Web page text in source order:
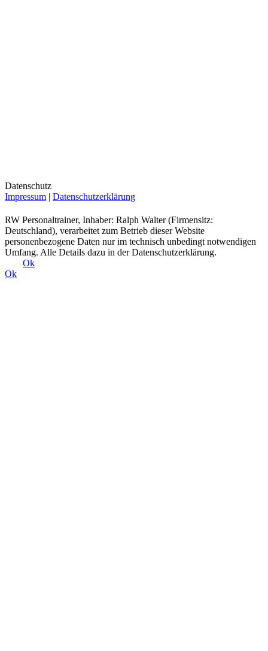
Datenschutz
Impressum | Datenschutzerklärung
RW Personaltrainer, Inhaber: Ralph Walter (Firmensitz:
Deutschland), verarbeitet zum Betrieb dieser Website
personenbezogene Daten nur im technisch unbedingt notwendigen
Umfang. Alle Details dazu in der Datenschutzerklärung.
Ok
Ok